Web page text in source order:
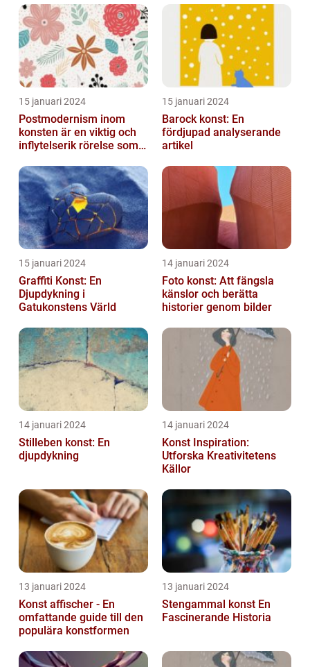
15 januari 2024
Postmodernism inom
konsten är en viktig och
inflytelserik rörelse som
normer o...
15 januari 2024
Barock konst: En
fördjupad analyserande
artikel
15 januari 2024
Graffiti Konst: En
Djupdykning i
Gatukonstens Värld
14 januari 2024
Foto konst: Att fängsla
känslor och berätta
historier genom bilder
14 januari 2024
Stilleben konst: En
djupdykning
14 januari 2024
Konst Inspiration:
Utforska Kreativitetens
Källor
13 januari 2024
Konst affischer - En
omfattande guide till den
populära konstformen
13 januari 2024
Stengammal konst En
Fascinerande Historia